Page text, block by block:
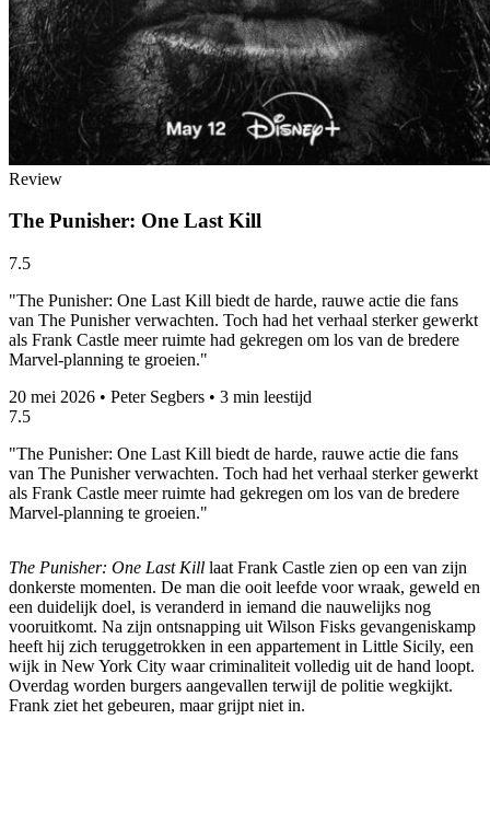
Review
The Punisher: One Last Kill
7.5
"The Punisher: One Last Kill biedt de harde, rauwe actie die fans
van The Punisher verwachten. Toch had het verhaal sterker gewerkt
als Frank Castle meer ruimte had gekregen om los van de bredere
Marvel-planning te groeien."
20 mei 2026 • Peter Segbers • 3 min leestijd
7.5
"The Punisher: One Last Kill biedt de harde, rauwe actie die fans
van The Punisher verwachten. Toch had het verhaal sterker gewerkt
als Frank Castle meer ruimte had gekregen om los van de bredere
Marvel-planning te groeien."
The Punisher: One Last Kill laat Frank Castle zien op een van zijn
donkerste momenten. De man die ooit leefde voor wraak, geweld en
een duidelijk doel, is veranderd in iemand die nauwelijks nog
vooruitkomt. Na zijn ontsnapping uit Wilson Fisks gevangeniskamp
heeft hij zich teruggetrokken in een appartement in Little Sicily, een
wijk in New York City waar criminaliteit volledig uit de hand loopt.
Overdag worden burgers aangevallen terwijl de politie wegkijkt.
Frank ziet het gebeuren, maar grijpt niet in.